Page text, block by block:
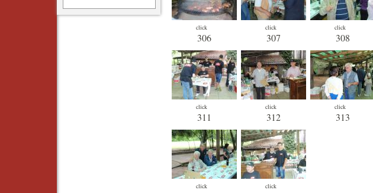
click
306
click
307
click
308
click
311
click
312
click
313
click click